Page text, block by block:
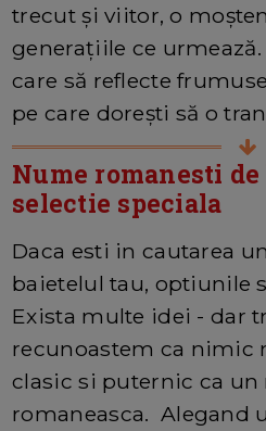
trecut și viitor, o
generațiile ce
care să reflecte
pe care dorești să o
Nume romanesti
selectie speciala
Daca esti in cautarea
baietelul tau, optiunile
Exista multe idei - dar
recunoastem ca nimic
clasic si puternic ca
romaneasca. Alegand